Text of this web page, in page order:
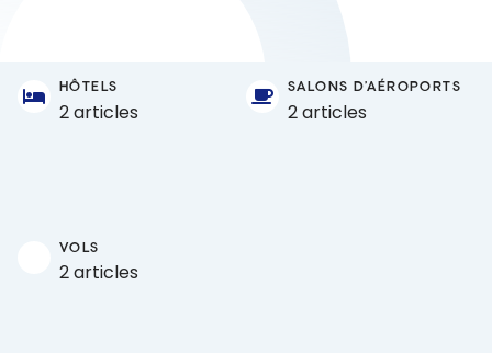
HÔTELS
2 articles
SALONS D'AÉROPORTS
2 articles
VOLS
2 articles